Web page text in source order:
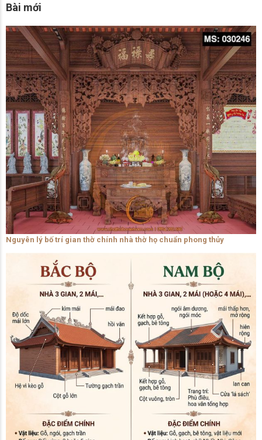
Bài mới
Nguyên lý bố trí gian thờ chính nhà thờ họ chuẩn phong thủy